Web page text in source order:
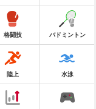
格闘技 バドミントン
陸上 水泳